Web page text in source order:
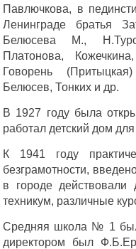
Павлючкова, в
Ленинграде братья
Белюсева М.,
Платонова,
Говорень
Белюсев, Тонких и др.
В 1927 году была
работал детский дом
К 1941 году
безграмотности,
в городе действовали
техникум, различные
Средняя школа № 1
директором был